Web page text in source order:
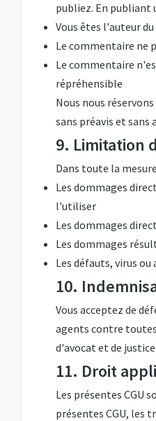
publiez. En publiant
Vous êtes l'auteur
Le commentaire ne
Le commentaire
répréhensible
Nous nous
sans préavis et sans
9. Limitation
Dans toute la
Les dommages
l'utiliser
Les dommages
Les dommages
Les défauts, virus
10.
Vous acceptez de
agents contre
d'avocat et de
11. Droit
Les présentes CGU
présentes CGU, les